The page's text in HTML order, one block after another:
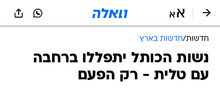
חדשות/חדשות בארץ
נשות הכותל יתפללו ברחבה
עם טלית - רק הפעם